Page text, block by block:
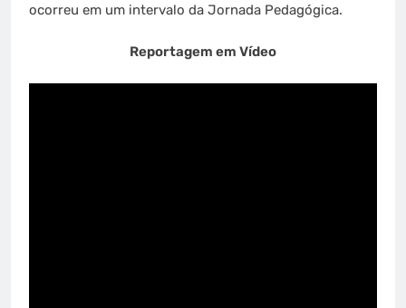
ocorreu em um intervalo da Jornada Pedagógica.
Reportagem em Vídeo